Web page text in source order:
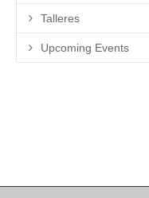
Talleres
Upcoming Events